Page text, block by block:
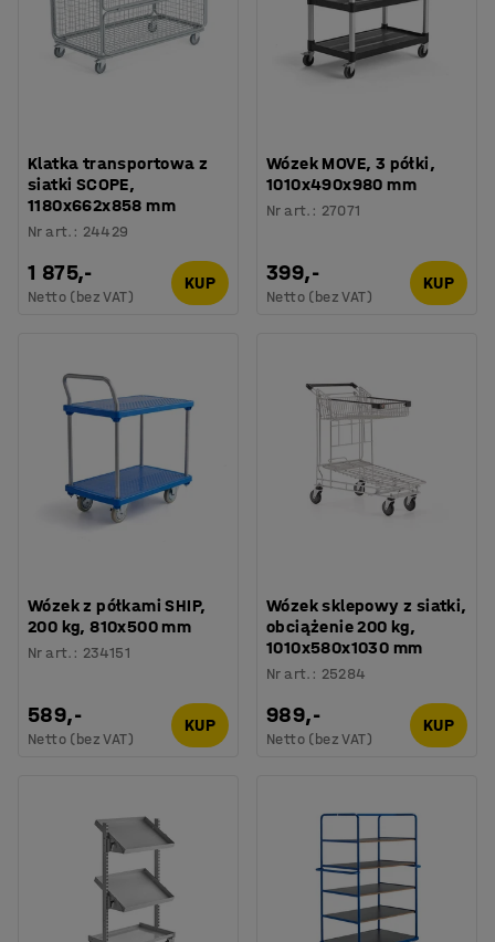
Klatka transportowa z
siatki SCOPE,
1180x662x858 mm
Nr art. : 24429
1 875,-
Netto (bez VAT)
KUP
Wózek MOVE, 3 półki,
1010x490x980 mm
Nr art. : 27071
399,-
Netto (bez VAT)
KUP
Wózek z półkami SHIP,
200 kg, 810x500 mm
Nr art. : 234151
589,-
Netto (bez VAT)
KUP
Wózek sklepowy z siatki,
obciążenie 200 kg,
1010x580x1030 mm
Nr art. : 25284
989,-
Netto (bez VAT)
KUP